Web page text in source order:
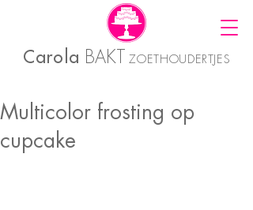
Carola BAKT ZOETHOUDERTJES
Multicolor frosting op
cupcake